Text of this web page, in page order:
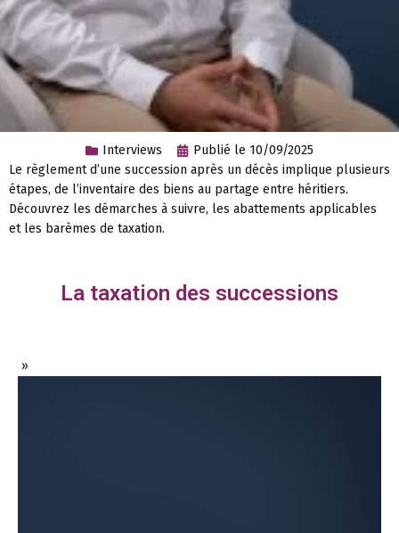
Interviews Publié le 10/09/2025
Le règlement d’une succession après un décès implique plusieurs
étapes, de l’inventaire des biens au partage entre héritiers.
Découvrez les démarches à suivre, les abattements applicables
et les barèmes de taxation.
La taxation des successions
»